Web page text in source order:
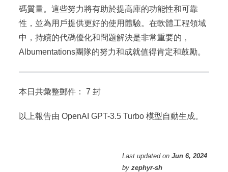
碼質量。這些努力將有助於提高庫的功能性和可靠
性，並為用戶提供更好的使用體驗。在軟體工程領域
中，持續的代碼優化和問題解決是非常重要的，
Albumentations團隊的努力和成就值得肯定和鼓勵。
本日共彙整郵件： 7 封
以上報告由 OpenAI GPT-3.5 Turbo 模型自動生成。
Last updatedon Jun 6, 2024
by zephyr-sh